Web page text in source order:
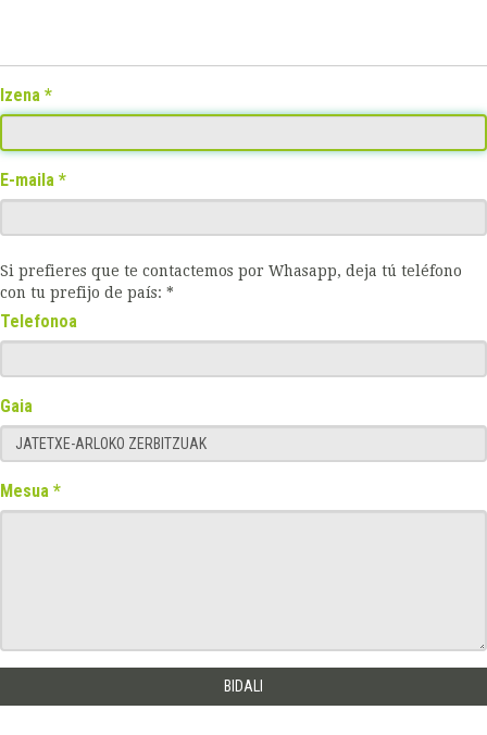
Izena
E-maila
Si prefieres que te contactemos por Whasapp, deja tú teléfono
con tu prefijo de país: *
Telefonoa
Gaia
Mesua